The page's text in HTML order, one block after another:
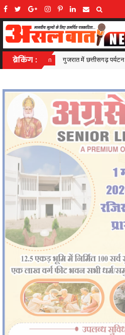
ब्रेकिंग :
की दमदार दस्तक,ट्रैवल एंड टूरिज्म फेयर गांधीनगर